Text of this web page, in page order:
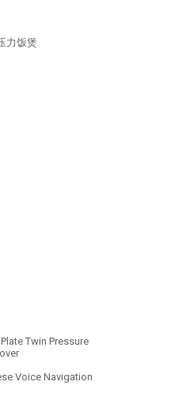
力饭煲
Twin Pressure
Voice Navigation